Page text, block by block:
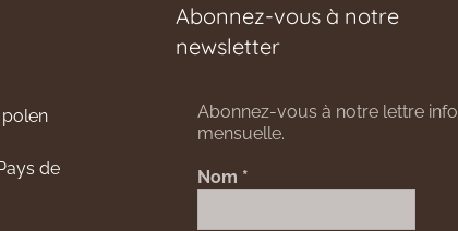
de
Abonnez-vous à notre
newsletter
Abonnez-vous à notre lettre info
mensuelle.
Nom *